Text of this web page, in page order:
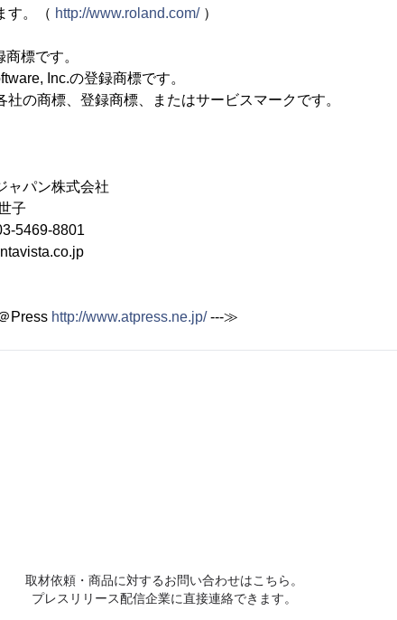
す。（ http://www.roland.com/）
標です。
Inc.の登録商標です。
の商標、登録商標、またはサービスマークです。
ャパン株式会社
子
5469-8801
Press http://www.atpress.ne.jp/---≫
取材依頼・商品に対するお問い合わせはこちら。
プレスリリース配信企業に直接連絡できます。